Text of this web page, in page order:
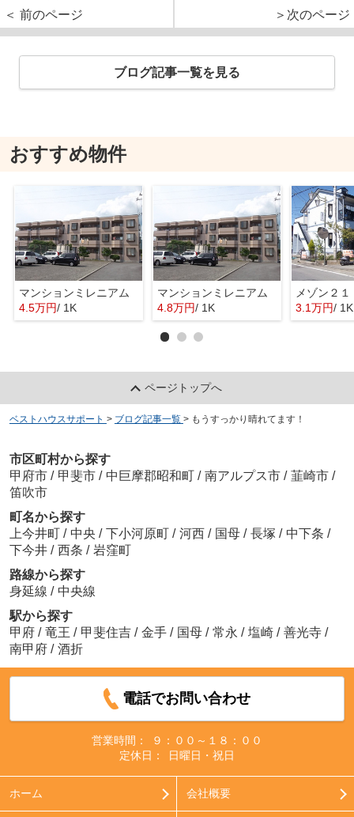
＜ 前のページ
＞次のページ
ブログ記事一覧を見る
おすすめ物件
マンションミレニアム
4.5万円/ 1K
マンションミレニアム
4.8万円/ 1K
メゾン２１
3.1万円/ 1K
ページトップへ
ベストハウスサポート > ブログ記事一覧 > もうすっかり晴れてます！
市区町村から探す
甲府市 / 甲斐市 / 中巨摩郡昭和町 / 南アルプス市 / 韮崎市 /
笛吹市
町名から探す
上今井町 / 中央 / 下小河原町 / 河西 / 国母 / 長塚 / 中下条 /
下今井 / 西条 / 岩窪町
路線から探す
身延線 / 中央線
駅から探す
甲府 / 竜王 / 甲斐住吉 / 金手 / 国母 / 常永 / 塩崎 / 善光寺 /
南甲府 / 酒折
電話でお問い合わせ
営業時間：
９：００～１８：００
定休日：
日曜日・祝日
ホーム 会社概要